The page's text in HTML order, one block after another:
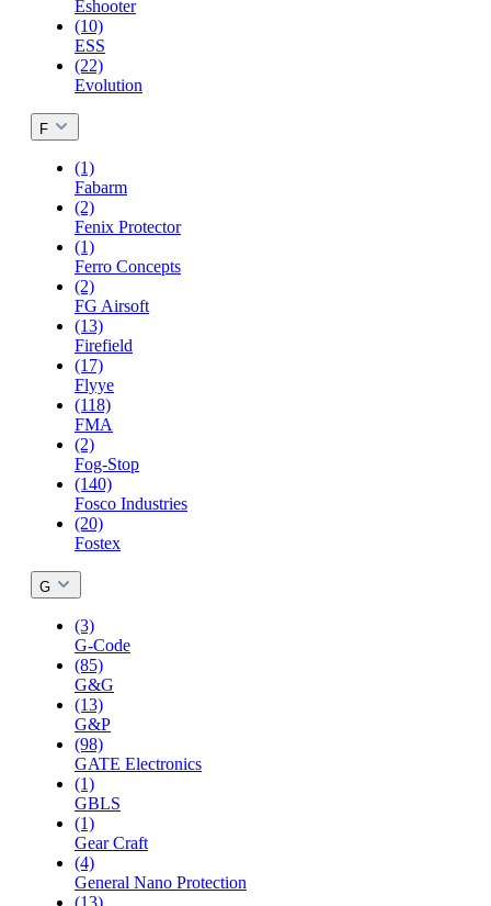
Eshooter
(10)
ESS
(22)
Evolution
F
(1)
Fabarm
(2)
Fenix Protector
(1)
Ferro Concepts
(2)
FG Airsoft
(13)
Firefield
(17)
Flyye
(118)
FMA
(2)
Fog-Stop
(140)
Fosco Industries
(20)
Fostex
G
(3)
G-Code
(85)
G&G
(13)
G&P
(98)
GATE Electronics
(1)
GBLS
(1)
Gear Craft
(4)
General Nano Protection
(13)